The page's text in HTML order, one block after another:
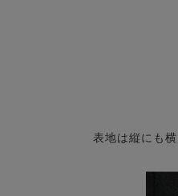
表地は縦にも